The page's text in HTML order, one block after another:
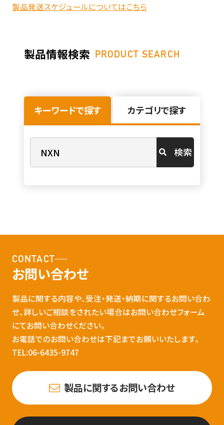
製品発送スケジュールについてはこちら
製品情報検索 PRODUCT SEARCH
キーワードで探す カテゴリで探す
検索
CONTACT
お問い合わせ
製品に関する内容や、受注・発送・納期に関するお問い合わ
せ、詳しいご相談をされたい場合はお問い合わせフォーム
にてお問い合わせください。
お電話でのお問い合わせは下記までお願いいたします。
TEL:06-6435-9747
製品に関するお問い合わせ